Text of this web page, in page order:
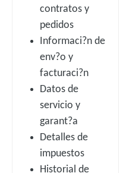
contratos y
pedidos
Informaci?n de
env?o y
facturaci?n
Datos de
servicio y
garant?a
Detalles de
impuestos
Historial de